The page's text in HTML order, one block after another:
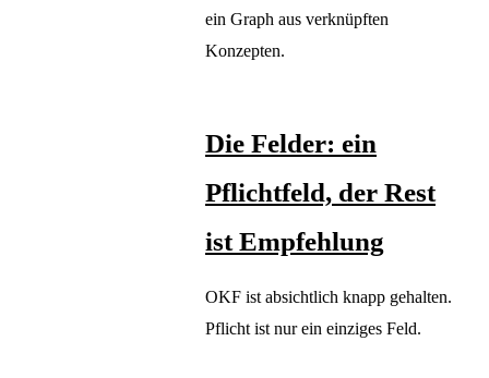
ein Graph aus verknüpften
Konzepten.
Die Felder: ein
Pflichtfeld, der Rest
ist Empfehlung
OKF ist absichtlich knapp gehalten.
Pflicht ist nur ein einziges Feld.